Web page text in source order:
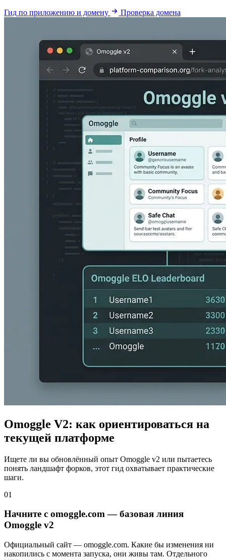
Гид по приложению и домену Проверка домена
Omoggle V2: как ориентироваться на
текущей платформе
Ищете ли вы обновлённый опыт Omoggle v2 или пытаетесь
понять ландшафт форков, этот гид охватывает практические
шаги.
01
Начните с omoggle.com — базовая линия
Omoggle v2
Официальный сайт — omoggle.com. Какие бы изменения ни
накопились с момента запуска, они живы там. Отдельного